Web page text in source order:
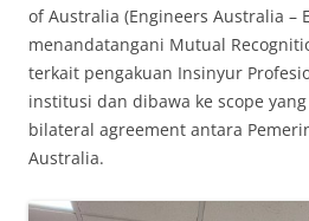
of Australia (Engineers Australia –
menandatangani Mutual
terkait pengakuan Insinyur
institusi dan dibawa ke scope
bilateral agreement antara
Australia.